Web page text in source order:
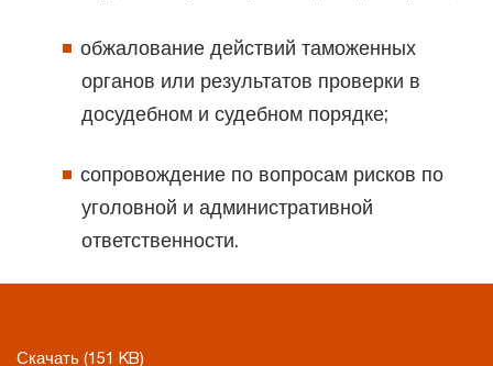
обжалование действий таможенных
органов или результатов проверки в
досудебном и судебном порядке;
сопровождение по вопросам рисков по
уголовной и административной
ответственности.
Скачать (151 KB)